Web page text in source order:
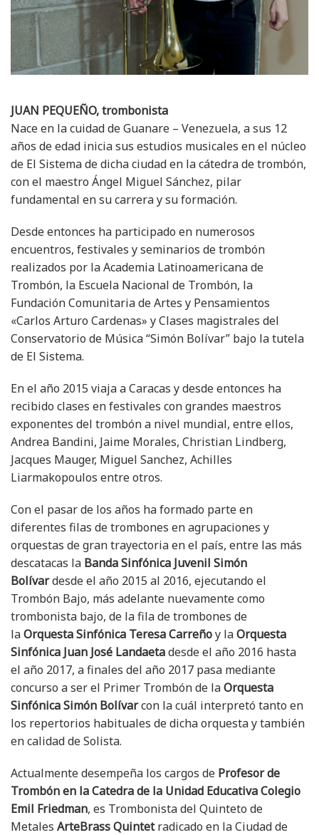
JUAN PEQUEÑO, trombonista
Nace en la cuidad de Guanare – Venezuela, a sus 12
años de edad inicia sus estudios musicales en el núcleo
de El Sistema de dicha ciudad en la cátedra de trombón,
con el maestro Ángel Miguel Sánchez, pilar
fundamental en su carrera y su formación.
Desde entonces ha participado en numerosos
encuentros, festivales y seminarios de trombón
realizados por la Academia Latinoamericana de
Trombón, la Escuela Nacional de Trombón, la
Fundación Comunitaria de Artes y Pensamientos
«Carlos Arturo Cardenas» y Clases magistrales del
Conservatorio de Música “Simón Bolívar” bajo la tutela
de El Sistema.
En el año 2015 viaja a Caracas y desde entonces ha
recibido clases en festivales con grandes maestros
exponentes del trombón a nivel mundial, entre ellos,
Andrea Bandini, Jaime Morales, Christian Lindberg,
Jacques Mauger, Miguel Sanchez, Achilles
Liarmakopoulos entre otros.
Con el pasar de los años ha formado parte en
diferentes filas de trombones en agrupaciones y
orquestas de gran trayectoria en el país, entre las más
descatacas la Banda Sinfónica Juvenil Simón
Bolívardesde el año 2015 al 2016, ejecutando el
Trombón Bajo, más adelante nuevamente como
trombonista bajo, de la fila de trombones de
laOrquesta Sinfónica Teresa Carreñoy laOrquesta
Sinfónica Juan José Landaetadesde el año 2016 hasta
el año 2017, a finales del año 2017 pasa mediante
concurso a ser el Primer Trombón de laOrquesta
Sinfónica Simón Bolívarcon la cuál interpretó tanto en
los repertorios habituales de dicha orquesta y también
en calidad de Solista.
Actualmente desempeña los cargos de Profesor de
Trombón en la Catedra de la Unidad Educativa Colegio
Emil Friedman, es Trombonista del Quinteto de
Metales ArteBrass Quintetradicado en la Ciudad de